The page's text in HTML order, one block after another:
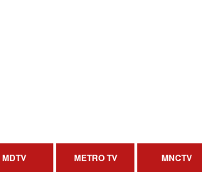
MDTV METRO TV MNCTV